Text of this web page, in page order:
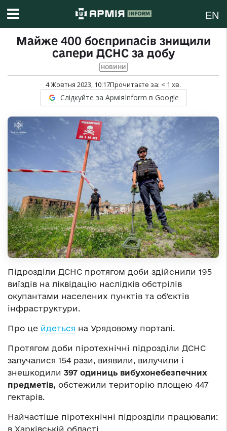
EN
Майже 400 боєприпасів знищили
сапери ДСНС за добу
НОВИНИ
4 Жовтня 2023, 10:17Прочитаєте за: < 1 хв.
Слідкуйте за АрміяInform в Google
Підрозділи ДСНС протягом доби здійснили 195
виїздів на ліквідацію наслідків обстрілів
окупантами населених пунктів та об’єктів
інфраструктури.
Про це йдеться на Урядовому порталі.
Протягом доби піротехнічні підрозділи ДСНС
залучалися 154 рази, виявили, вилучили і
знешкодили 397 одиниць вибухонебезпечних
предметів, обстежили територію площею 447
гектарів.
Найчастіше піротехнічні підрозділи працювали:
в Харківській області